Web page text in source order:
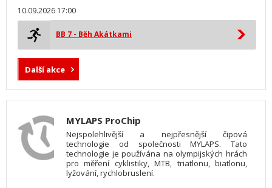
10.09.2026 17:00
BB 7 - Běh Akátkami
Další akce
MYLAPS ProChip
Nejspolehlivější a nejpřesnější čipová
technologie od společnosti MYLAPS. Tato
technologie je používána na olympijských hrách
pro měření cyklistiky, MTB, triatlonu, biatlonu,
lyžování, rychlobruslení.